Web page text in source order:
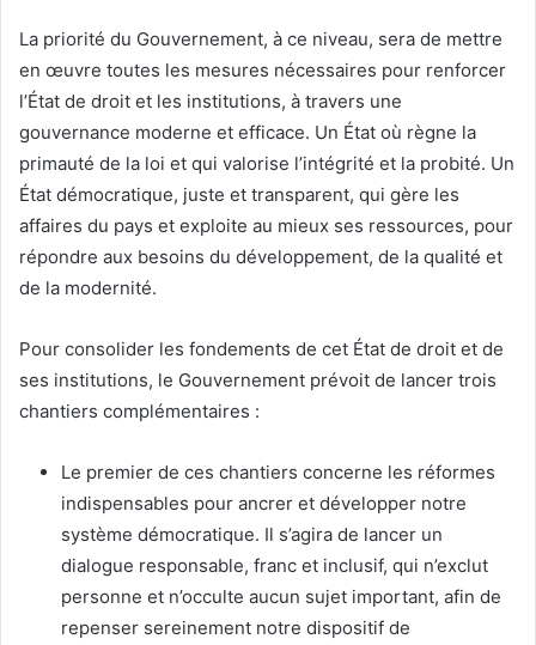
La priorité du Gouvernement, à ce niveau, sera de mettre
en œuvre toutes les mesures nécessaires pour renforcer
l’État de droit et les institutions, à travers une
gouvernance moderne et efficace. Un État où règne la
primauté de la loi et qui valorise l’intégrité et la probité. Un
État démocratique, juste et transparent, qui gère les
affaires du pays et exploite au mieux ses ressources, pour
répondre aux besoins du développement, de la qualité et
de la modernité.
Pour consolider les fondements de cet État de droit et de
ses institutions, le Gouvernement prévoit de lancer trois
chantiers complémentaires :
Le premier de ces chantiers concerne les réformes
indispensables pour ancrer et développer notre
système démocratique. Il s’agira de lancer un
dialogue responsable, franc et inclusif, qui n’exclut
personne et n’occulte aucun sujet important, afin de
repenser sereinement notre dispositif de